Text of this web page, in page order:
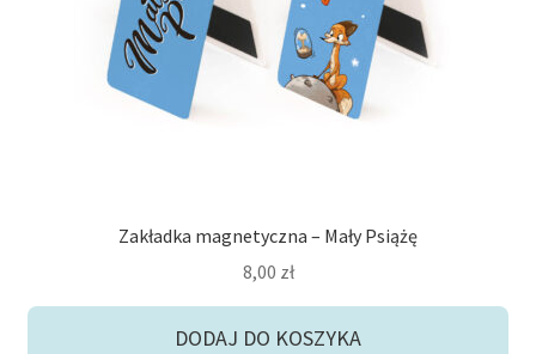
Zakładka magnetyczna – Mały Psiążę
8,00 zł
DODAJ DO KOSZYKA